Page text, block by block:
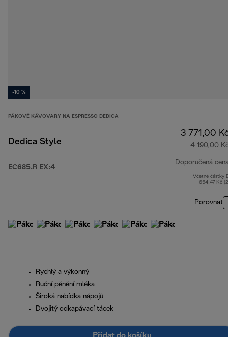
-10 %
PÁKOVÉ KÁVOVARY NA ESPRESSO DEDICA
Dedica Style
EC685.R EX:4
3 771,00
4 190,00
Doporučená
Včetně částky
654,47 Kč
Porovnat
Rychlý a výkonný
Ruční pěnění mléka
Široká nabídka nápojů
Dvojitý odkapávací tácek